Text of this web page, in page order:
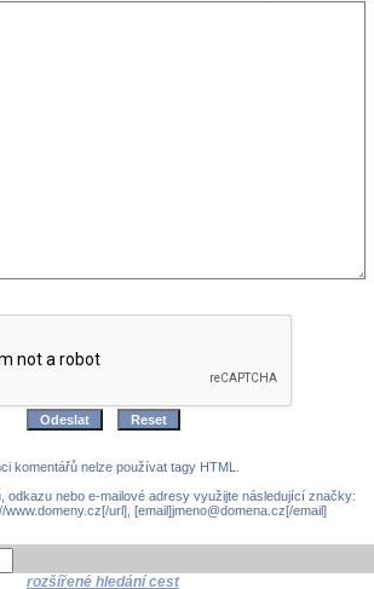
komentářů nelze používat tagy HTML.
odkazu nebo e-mailové adresy využijte následující značky:
www.domeny.cz[/url], [email]jmeno@domena.cz[/email]
rozšířené hledání cest